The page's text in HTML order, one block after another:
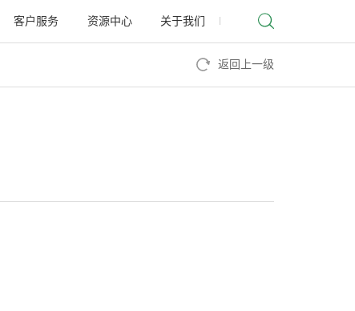
客户服务 资源中心 关于我们
返回上一级